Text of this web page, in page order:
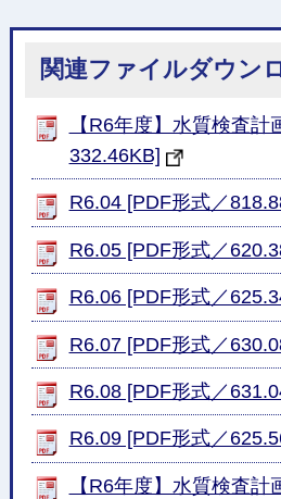
関連ファイルダウン
【R6年度】水質検査
332.46KB]
R6.04 [PDF形式／
R6.05 [PDF形式／
R6.06 [PDF形式／
R6.07 [PDF形式／
R6.08 [PDF形式／
R6.09 [PDF形式／
【R6年度】水質検査計